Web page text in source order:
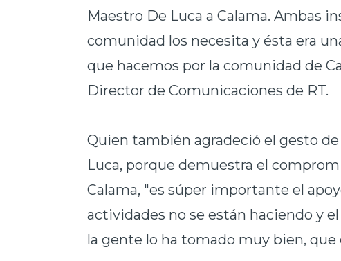
Maestro De Luca a Calama. Ambas
comunidad los necesita y ésta era
que hacemos por la comunidad de
Director de Comunicaciones de RT.
Quien también agradeció el gesto
Luca, porque demuestra el
Calama, "es súper importante el
actividades no se están haciendo y
la gente lo ha tomado muy bien,